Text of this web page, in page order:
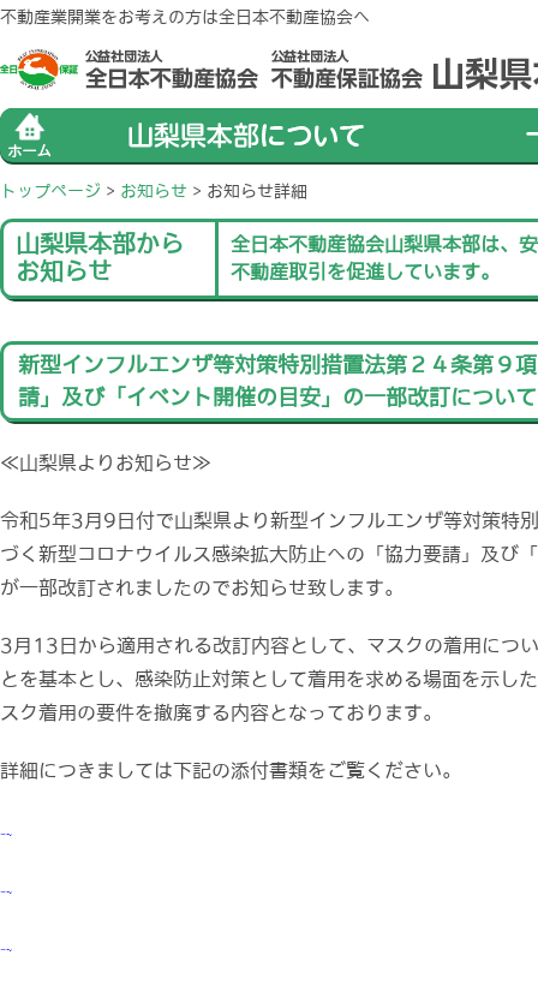
不動産業開業をお考えの方は全日本不動産協会へ
トップページ > お知らせ > お知らせ詳細
山梨県本部から
お知らせ
全日本不動産協会山梨県本部は、
不動産取引を促進しています。
新型インフルエンザ等対策特別措置法第２４条第９
請」及び「イベント開催の目安」の一部改訂につい
≪山梨県よりお知らせ≫
令和5年3月9日付で山梨県より新型インフルエンザ等対策特
づく新型コロナウイルス感染拡大防止への「協力要請」及び
が一部改訂されましたのでお知らせ致します。
3月13日から適用される改訂内容として、マスクの着用につ
とを基本とし、感染防止対策として着用を求める場面を示し
スク着用の要件を撤廃する内容となっております。
詳細につきましては下記の添付書類をご覧ください。